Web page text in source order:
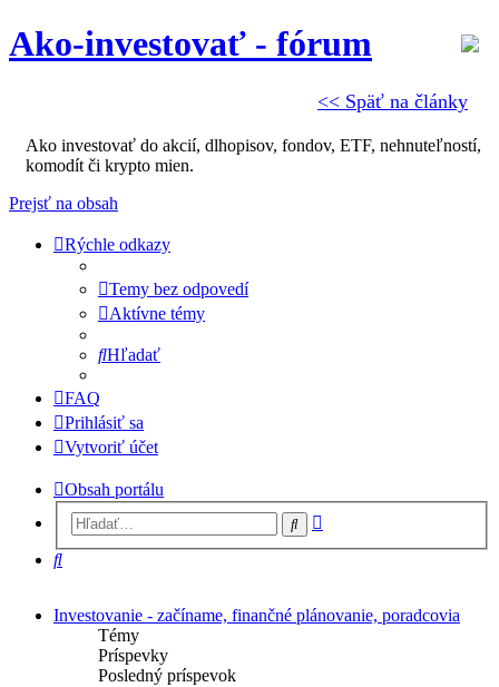
<< Späť na články
Ako-investovať - fórum
Ako investovať do akcií, dlhopisov, fondov, ETF, nehnuteľností,
komodít či krypto mien.
Prejsť na obsah
Rýchle odkazy
Temy bez odpovedí
Aktívne témy
Hľadať
FAQ
Prihlásiť sa
Vytvoriť účet
Obsah portálu
Hľadať
Hľadať
Investovanie - začíname, finančné plánovanie, poradcovia
Témy
Príspevky
Posledný príspevok